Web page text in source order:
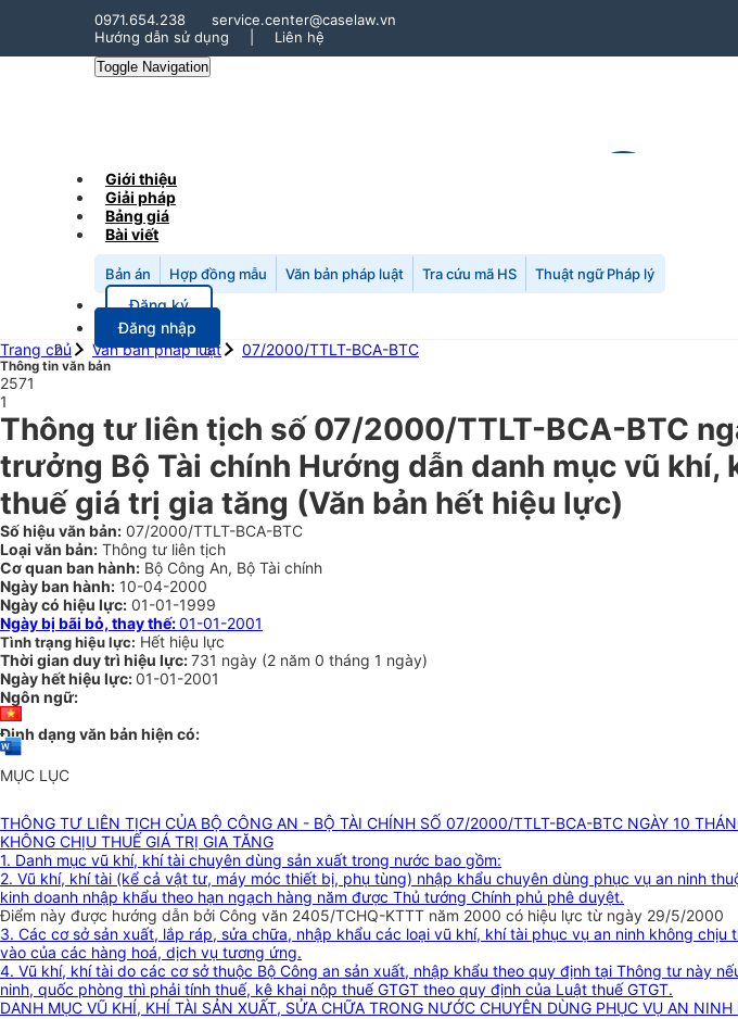
0971.654.238
service.center@caselaw.vn
Hướng dẫn sử dụng
Liên hệ
Toggle Navigation
Giới thiệu
Giải pháp
Bảng giá
Bài viết
Bản án Hợp đồng mẫu Văn bản pháp luật Tra cứu mã HS Thuật ngữ Pháp lý
Đăng ký
Đăng nhập
Trang chủ
Văn bản pháp luật 07/2000/TTLT-BCA-BTC
Thông tin văn bản
2571
1
Thông tư liên tịch số 07/2000/TTLT-BCA-BTC
trưởng Bộ Tài chính Hướng dẫn danh mục vũ
thuế giá trị gia tăng (Văn bản hết hiệu lực)
Số hiệu văn bản: 07/2000/TTLT-BCA-BTC
Loại văn bản: Thông tư liên tịch
Cơ quan ban hành: Bộ Công An, Bộ Tài chính
Ngày ban hành: 10-04-2000
Ngày có hiệu lực: 01-01-1999
Ngày bị bãi bỏ, thay thế:01-01-2001
Tình trạng hiệu lực: Hết hiệu lực
Thời gian duy trì hiệu lực:731 ngày (2 năm 0 tháng 1 ngày)
Ngày hết hiệu lực:01-01-2001
Ngôn ngữ:
Định dạng văn bản hiện có:
MỤC LỤC
THÔNG TƯ LIÊN TỊCH CỦA BỘ CÔNG AN - BỘ TÀI CHÍNH SỐ 07/2000/TTLT-BCA-BTC NGÀY 10
KHÔNG CHỊU THUẾ GIÁ TRỊ GIA TĂNG
1. Danh mục vũ khí, khí tài chuyên dùng sản xuất trong nước bao gồm:
2. Vũ khí, khí tài (kể cả vật tư, máy móc thiết bị, phụ tùng) nhập khẩu chuyên dùng phục vụ an ninh
kinh doanh nhập khẩu theo hạn ngạch hàng năm được Thủ tướng Chính phủ phê duyệt.
Điểm này được hướng dẫn bởi Công văn 2405/TCHQ-KTTT năm 2000 có hiệu lực từ ngày 29/5/2000
3. Các cơ sở sản xuất, lắp ráp, sửa chữa, nhập khẩu các loại vũ khí, khí tài phục vụ an ninh không
vào của các hàng hoá, dịch vụ tương ứng.
4. Vũ khí, khí tài do các cơ sở thuộc Bộ Công an sản xuất, nhập khẩu theo quy định tại Thông tư này
ninh, quốc phòng thì phải tính thuế, kê khai nộp thuế GTGT theo quy định của Luật thuế GTGT.
DANH MỤC VŨ KHÍ, KHÍ TÀI SẢN XUẤT, SỬA CHỮA TRONG NƯỚC CHUYÊN DÙNG PHỤC VỤ AN NINH